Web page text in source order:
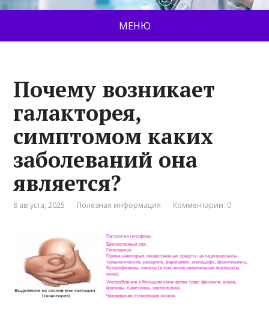
МЕНЮ
Почему возникает
галакторея,
симптомом каких
заболеваний она
является?
8 августа, 2025 Полезная информация Комментарии: 0